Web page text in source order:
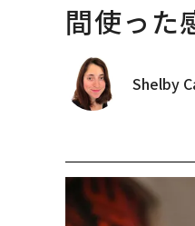
間使った
Shelby